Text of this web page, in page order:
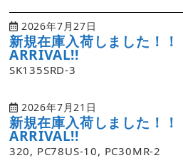
2026年7月27日
新規在庫入荷しました！
ARRIVAL!!
SK135SRD-3
2026年7月21日
新規在庫入荷しました！
ARRIVAL!!
320, PC78US-10, PC30MR-2